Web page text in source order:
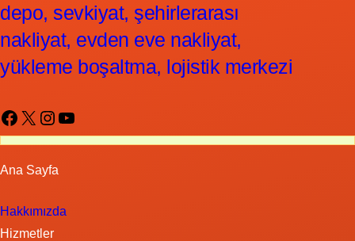
depo, sevkiyat, şehirlerarası
nakliyat, evden eve nakliyat,
yükleme boşaltma, lojistik merkezi
Facebook X Instagram YouTube
Ana Sayfa
Hakkımızda
Hizmetler